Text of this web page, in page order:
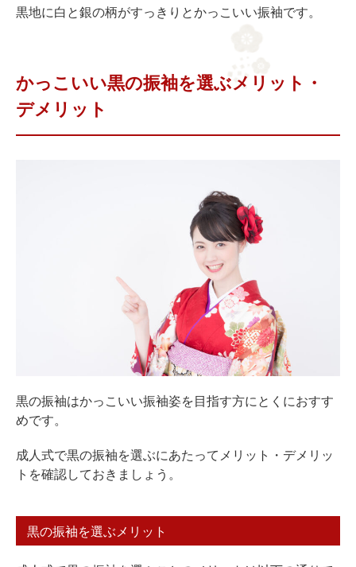
黒地に白と銀の柄がすっきりとかっこいい振袖です。
かっこいい黒の振袖を選ぶメリット・
デメリット
黒の振袖はかっこいい振袖姿を目指す方にとくにおすす
めです。
成人式で黒の振袖を選ぶにあたってメリット・デメリッ
トを確認しておきましょう。
黒の振袖を選ぶメリット